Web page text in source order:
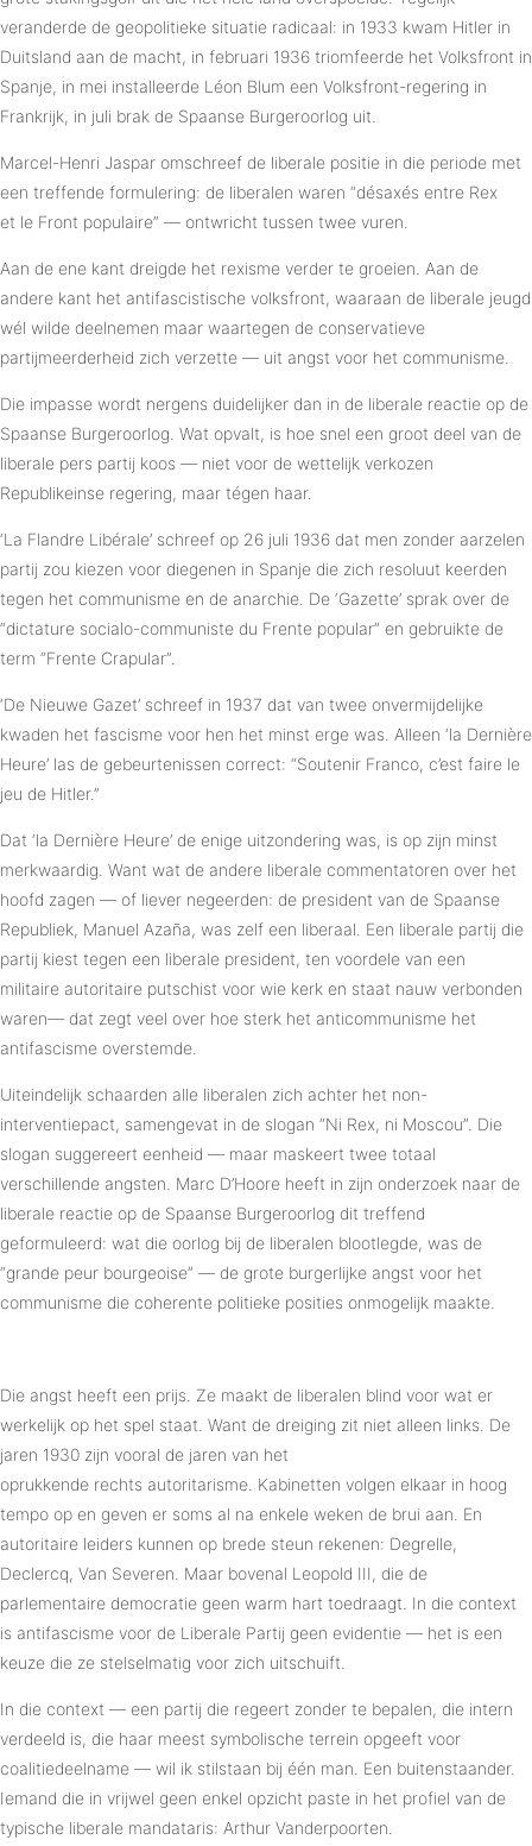
veranderde de geopolitieke situatie radicaal: in 1933 kwam Hitler in
Duitsland aan de macht, in februari 1936 triomfeerde het Volksfront in
Spanje, in mei installeerde Léon Blum een Volksfront-regering in
Frankrijk, in juli brak de Spaanse Burgeroorlog uit.
Marcel-Henri Jaspar omschreef de liberale positie in die periode met
een treffende formulering: de liberalen waren “désaxés entre Rex
et le Front populaire” — ontwricht tussen twee vuren.
Aan de ene kant dreigde het rexisme verder te groeien. Aan de
andere kant het antifascistische volksfront, waaraan de liberale jeugd
wél wilde deelnemen maar waartegen de conservatieve
partijmeerderheid zich verzette — uit angst voor het communisme.
Die impasse wordt nergens duidelijker dan in de liberale reactie op de
Spaanse Burgeroorlog. Wat opvalt, is hoe snel een groot deel van de
liberale pers partij koos — niet voor de wettelijk verkozen
Republikeinse regering, maar tégen haar.
‘La Flandre Libérale’ schreef op 26 juli 1936 dat men zonder aarzelen
partij zou kiezen voor diegenen in Spanje die zich resoluut keerden
tegen het communisme en de anarchie. De ‘Gazette’ sprak over de
“dictature socialo-communiste du Frente popular” en gebruikte de
term “Frente Crapular”.
‘De Nieuwe Gazet’ schreef in 1937 dat van twee onvermijdelijke
kwaden het fascisme voor hen het minst erge was. Alleen ‘la Dernière
Heure’ las de gebeurtenissen correct: “Soutenir Franco, c’est faire le
jeu de Hitler.”
Dat ‘la Dernière Heure’ de enige uitzondering was, is op zijn minst
merkwaardig. Want wat de andere liberale commentatoren over het
hoofd zagen — of liever negeerden: de president van de Spaanse
Republiek, Manuel Azaña, was zelf een liberaal. Een liberale partij die
partij kiest tegen een liberale president, ten voordele van een
militaire autoritaire putschist voor wie kerk en staat nauw verbonden
waren— dat zegt veel over hoe sterk het anticommunisme het
antifascisme overstemde.
Uiteindelijk schaarden alle liberalen zich achter het non-
interventiepact, samengevat in de slogan “Ni Rex, ni Moscou”. Die
slogan suggereert eenheid — maar maskeert twee totaal
verschillende angsten. Marc D’Hoore heeft in zijn onderzoek naar de
liberale reactie op de Spaanse Burgeroorlog dit treffend
geformuleerd: wat die oorlog bij de liberalen blootlegde, was de
“grande peur bourgeoise” — de grote burgerlijke angst voor het
communisme die coherente politieke posities onmogelijk maakte.
Die angst heeft een prijs. Ze maakt de liberalen blind voor wat er
werkelijk op het spel staat. Want de dreiging zit niet alleen links. De
jaren 1930 zijn vooral de jaren van het
oprukkende rechts autoritarisme. Kabinetten volgen elkaar in hoog
tempo op en geven er soms al na enkele weken de brui aan. En
autoritaire leiders kunnen op brede steun rekenen: Degrelle,
Declercq, Van Severen. Maar bovenal Leopold III, die de
parlementaire democratie geen warm hart toedraagt. In die context
is antifascisme voor de Liberale Partij geen evidentie — het is een
keuze die ze stelselmatig voor zich uitschuift.
In die context — een partij die regeert zonder te bepalen, die intern
verdeeld is, die haar meest symbolische terrein opgeeft voor
coalitiedeelname — wil ik stilstaan bij één man. Een buitenstaander.
Iemand die in vrijwel geen enkel opzicht paste in het profiel van de
typische liberale mandataris: Arthur Vanderpoorten.